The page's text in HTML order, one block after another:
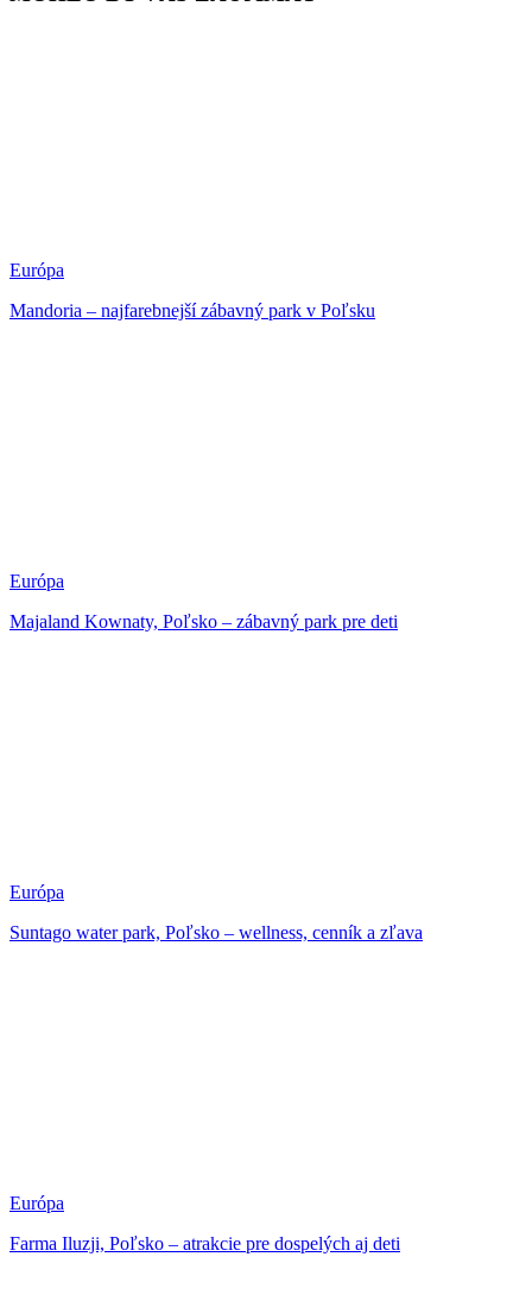
Európa
Mandoria – najfarebnejší zábavný park v Poľsku
Európa
Majaland Kownaty, Poľsko – zábavný park pre deti
Európa
Suntago water park, Poľsko – wellness, cenník a zľava
Európa
Farma Iluzji, Poľsko – atrakcie pre dospelých aj deti